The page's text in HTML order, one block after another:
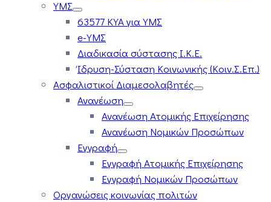
ΥΜΣ
63577 ΚΥΑ για ΥΜΣ
e-ΥΜΣ
Διαδικασία σύστασης Ι.Κ.Ε.
Ίδρυση-Σύσταση Κοινωνικής (Κοιν.Σ.Επ.)
Ασφαλιστικοί Διαμεσολαβητές
Ανανέωση
Ανανέωση Ατομικής Επιχείρησης
Ανανέωση Νομικών Προσώπων
Εγγραφή
Εγγραφή Ατομικής Επιχείρησης
Εγγραφή Νομικών Προσώπων
Οργανώσεις κοινωνίας πολιτών